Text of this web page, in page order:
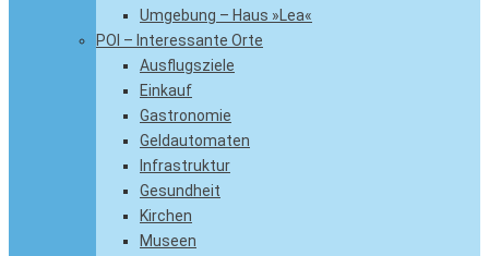
Umgebung – Haus »Lea«
POI – Interessante Orte
Ausflugsziele
Einkauf
Gastronomie
Geldautomaten
Infrastruktur
Gesundheit
Kirchen
Museen